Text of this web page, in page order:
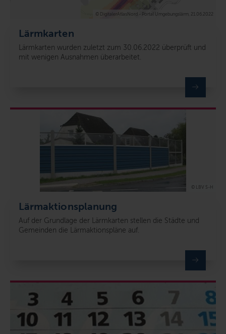
Lärmkarten
Lärmkarten wurden zuletzt zum 30.06.2022 überprüft und
mit wenigen Ausnahmen überarbeitet.
© DigitalerAtlasNord - Portal Umgebungslärm, 21.06.2022
Lärmaktionsplanung
Auf der Grundlage der Lärmkarten stellen die Städte und
Gemeinden die Lärmaktionspläne auf.
© LBV S-H